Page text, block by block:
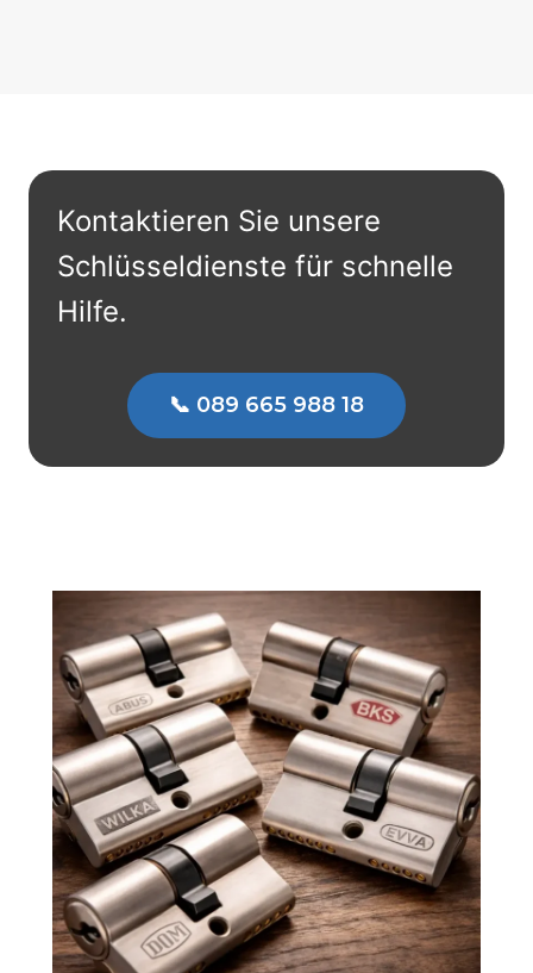
Kontaktieren Sie unsere
Schlüsseldienste für schnelle
Hilfe.
📞 089 665 988 18